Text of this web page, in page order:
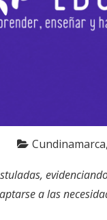
Cundinamarca
a las